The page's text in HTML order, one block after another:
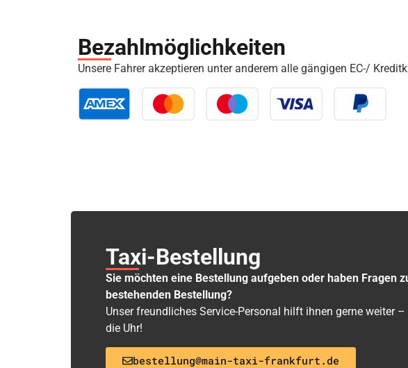
Bezahl­möglich­keiten
Unsere Fahrer akzeptieren unter anderem alle gängigen EC-/
Taxi-Bestellung
Sie möchten eine Bestellung aufgeben oder haben Fragen
bestehenden Bestellung?
Unser freundliches Service-Personal hilft ihnen gerne weiter
die Uhr!
bestellung@main-taxi-frankfurt.de